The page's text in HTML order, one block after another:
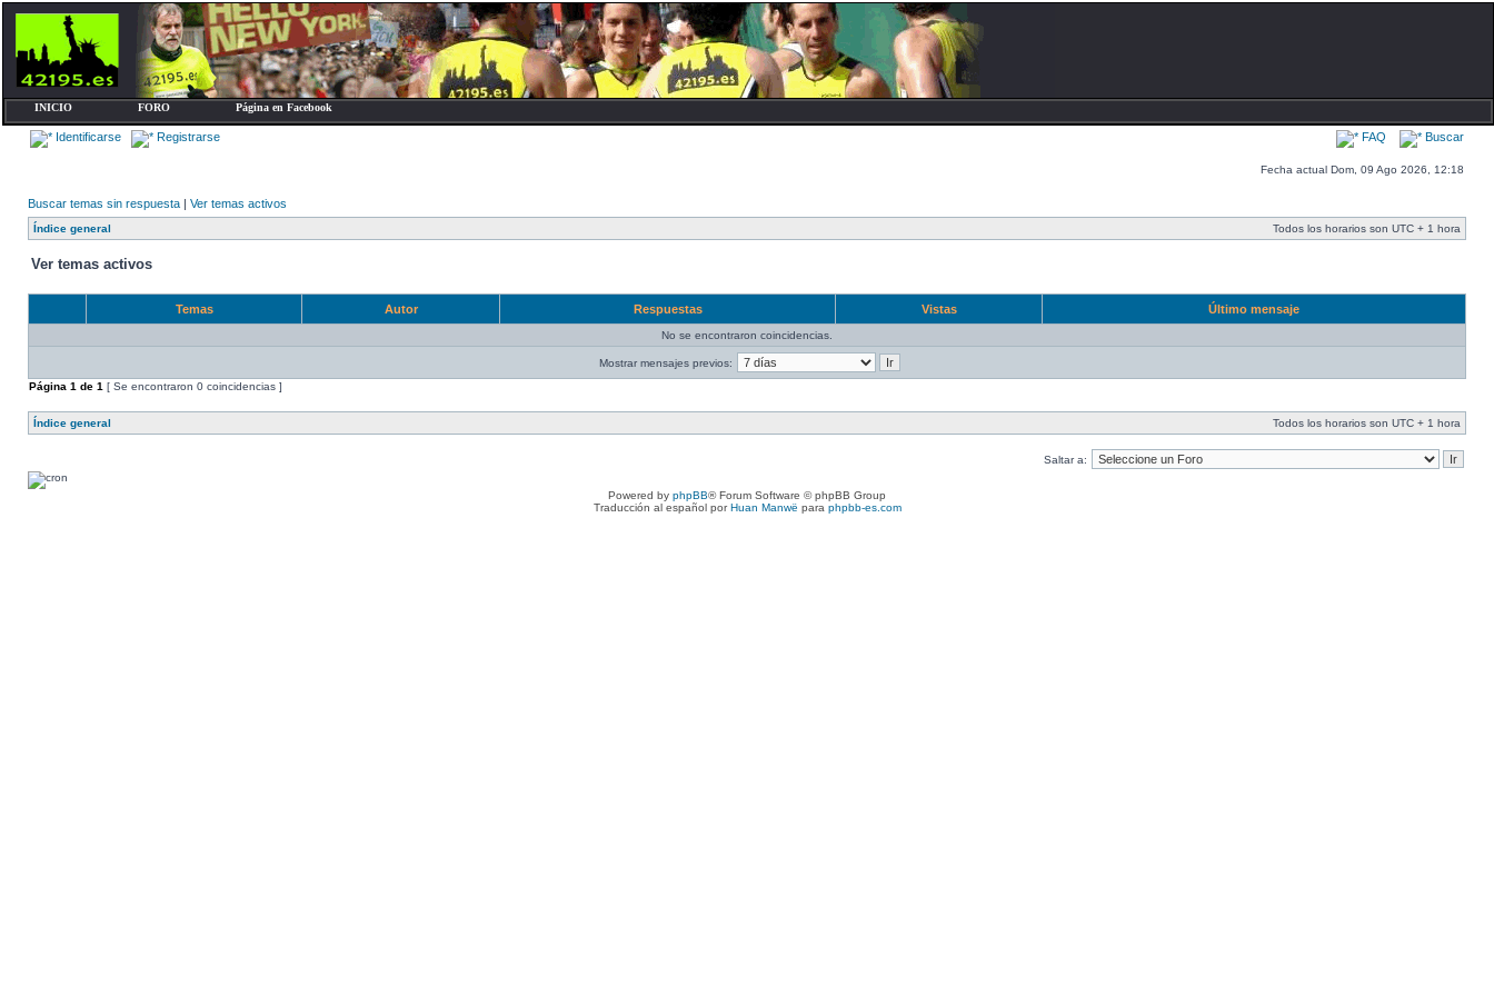
INICIO FORO Página en Facebook
Identificarse Registrarse FAQ Buscar
Fecha actual Dom, 09 Ago 2026, 12:18
Buscar temas sin respuesta | Ver temas activos
Índice general Todos los horarios son UTC + 1 hora
Ver temas activos
Temas Autor Respuestas Vistas Último mensaje
No se encontraron coincidencias.
Mostrar mensajes previos:
Página 1 de 1 [ Se encontraron 0 coincidencias ]
Índice general Todos los horarios son UTC + 1 hora
Saltar a:
Powered by phpBB® Forum Software © phpBB Group
Traducción al español porHuan Manwë para phpbb-es.com